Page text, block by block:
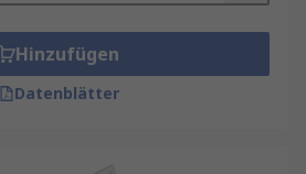
Hinzufügen
Datenblätter